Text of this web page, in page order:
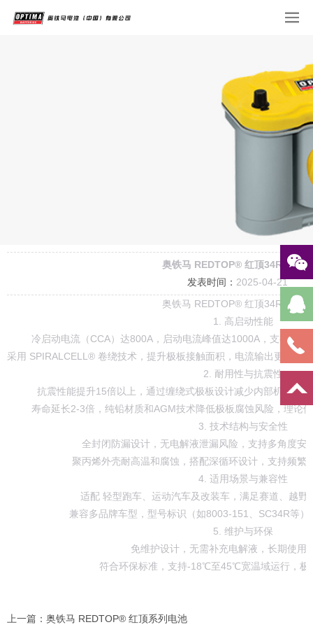
奥铁马 REDTOP® 红顶34R 电池
发表时间： 2025-04-21
奥铁马 REDTOP® 红顶34R 电池
1. ‌高启动性能‌
冷启动电流（CCA）达800A‌，启动电流峰值达1000A，支持低
采用 ‌SPIRALCELL® 卷绕技术‌，提升极板接触面积，电流输出更稳定
2. ‌耐用性与抗震性‌
抗震性能提升15倍以上‌，通过缠绕式极板设计减少内部机械应
寿命延长2-3倍‌，纯铅材质和AGM技术降低极板腐蚀风险，理论
3. ‌技术结构与安全性‌
全封闭防漏设计‌，无电解液泄漏风险，支持多角度安
聚丙烯外壳‌耐高温和腐蚀，搭配深循环设计，支持频繁
4. ‌适用场景与兼容性‌
适配 ‌轻型跑车、运动汽车及改装车‌，满足赛道、越野
兼容多品牌车型，型号标识（如8003-151、SC34R等
5. ‌维护与环保‌
免维护设计‌，无需补充电解液，长期使用
符合环保标准，支持-18℃至45℃宽温域运行，极
上一篇： ‌奥铁马 REDTOP® 红顶系列电池‌